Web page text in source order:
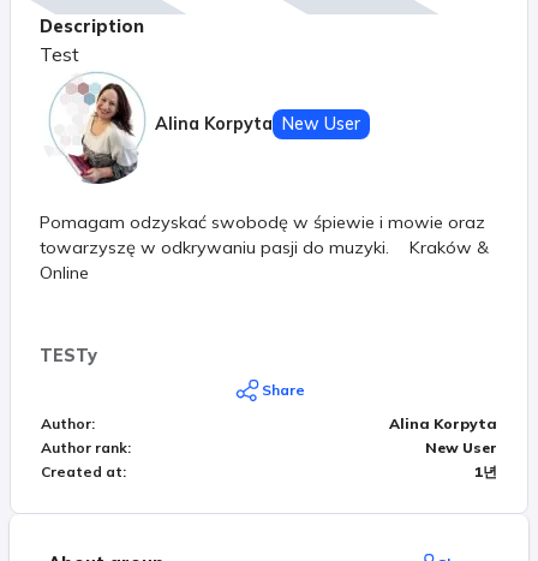
Description
Test
Alina Korpyta New User
Pomagam odzyskać swobodę w śpiewie i mowie oraz
towarzyszę w odkrywaniu pasji do muzyki. Kraków &
Online
TESTy
Share
Author:
Alina Korpyta
Author rank:
New User
Created at: 1년